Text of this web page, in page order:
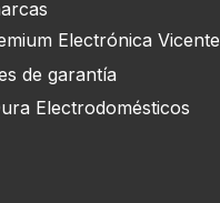
Electrónica Vicente
de garantía
Electrodomésticos